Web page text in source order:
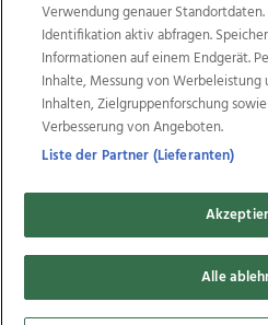
Weitere Angebote des
TV1 di-mog-i.at
Life Radio
OÖN Karriere
OÖN Reise
Regionaljobs
Copyrights © 2026 Tips
developed by
Verwendung genauer
Identifikation aktiv abfragen.
Informationen auf einem Endgerät.
Inhalte, Messung von
Inhalten, Zielgruppenforschung
Verbesserung von Angeboten.
Liste der Partner (Lieferanten)
Alle